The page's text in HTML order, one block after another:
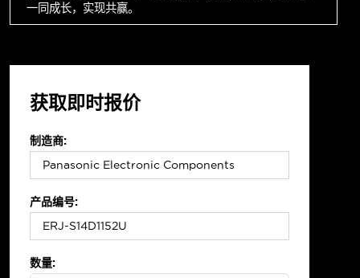
一同成长，实现共赢。
获取即时报价
制造商:
产品编号:
数量: